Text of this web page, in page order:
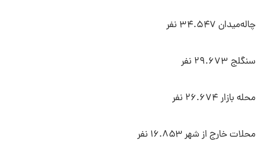
چاله‌میدان ۳۴.۵۴۷ نفر
سنگلج ۲۹.۶۷۳ نفر
محله بازار ۲۶.۶۷۴ نفر
محلات خارج از شهر ۱۶.۸۵۳ نفر